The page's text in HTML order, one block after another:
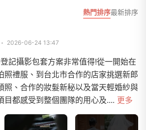
熱門排序最新排序
2026-06-24 13:47
記攝影包套方案非常值得!從一開始在
照禮服、到台北市合作的店家挑選新郎
照、合作的妝髮新秘以及當天輕婚紗與
目都感受到整個團隊的用心及.... 更多